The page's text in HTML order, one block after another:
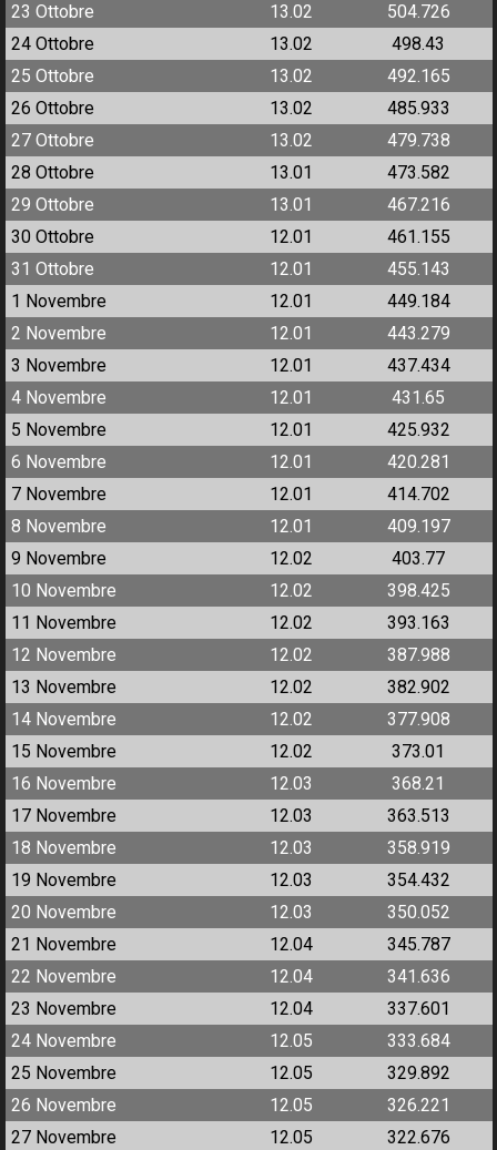
23 Ottobre
13.02
504.726
24 Ottobre
13.02
498.43
25 Ottobre
13.02
492.165
26 Ottobre
13.02
485.933
27 Ottobre
13.02
479.738
28 Ottobre
13.01
473.582
29 Ottobre
13.01
467.216
30 Ottobre
12.01
461.155
31 Ottobre
12.01
455.143
1 Novembre
12.01
449.184
2 Novembre
12.01
443.279
3 Novembre
12.01
437.434
4 Novembre
12.01
431.65
5 Novembre
12.01
425.932
6 Novembre
12.01
420.281
7 Novembre
12.01
414.702
8 Novembre
12.01
409.197
9 Novembre
12.02
403.77
10 Novembre
12.02
398.425
11 Novembre
12.02
393.163
12 Novembre
12.02
387.988
13 Novembre
12.02
382.902
14 Novembre
12.02
377.908
15 Novembre
12.02
373.01
16 Novembre
12.03
368.21
17 Novembre
12.03
363.513
18 Novembre
12.03
358.919
19 Novembre
12.03
354.432
20 Novembre
12.03
350.052
21 Novembre
12.04
345.787
22 Novembre
12.04
341.636
23 Novembre
12.04
337.601
24 Novembre
12.05
333.684
25 Novembre
12.05
329.892
26 Novembre
12.05
326.221
27 Novembre
12.05
322.676